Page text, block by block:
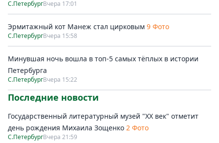
С.ПетербургВчера 17:01
Эрмитажный кот Манеж стал цирковым 9 Фото
С.ПетербургВчера 15:58
Минувшая ночь вошла в топ-5 самых тёплых в истории
Петербурга
С.ПетербургВчера 15:22
Последние новости
Государственный литературный музей "ХХ век" отметит
день рождения Михаила Зощенко 2 Фото
С.ПетербургВчера 21:59